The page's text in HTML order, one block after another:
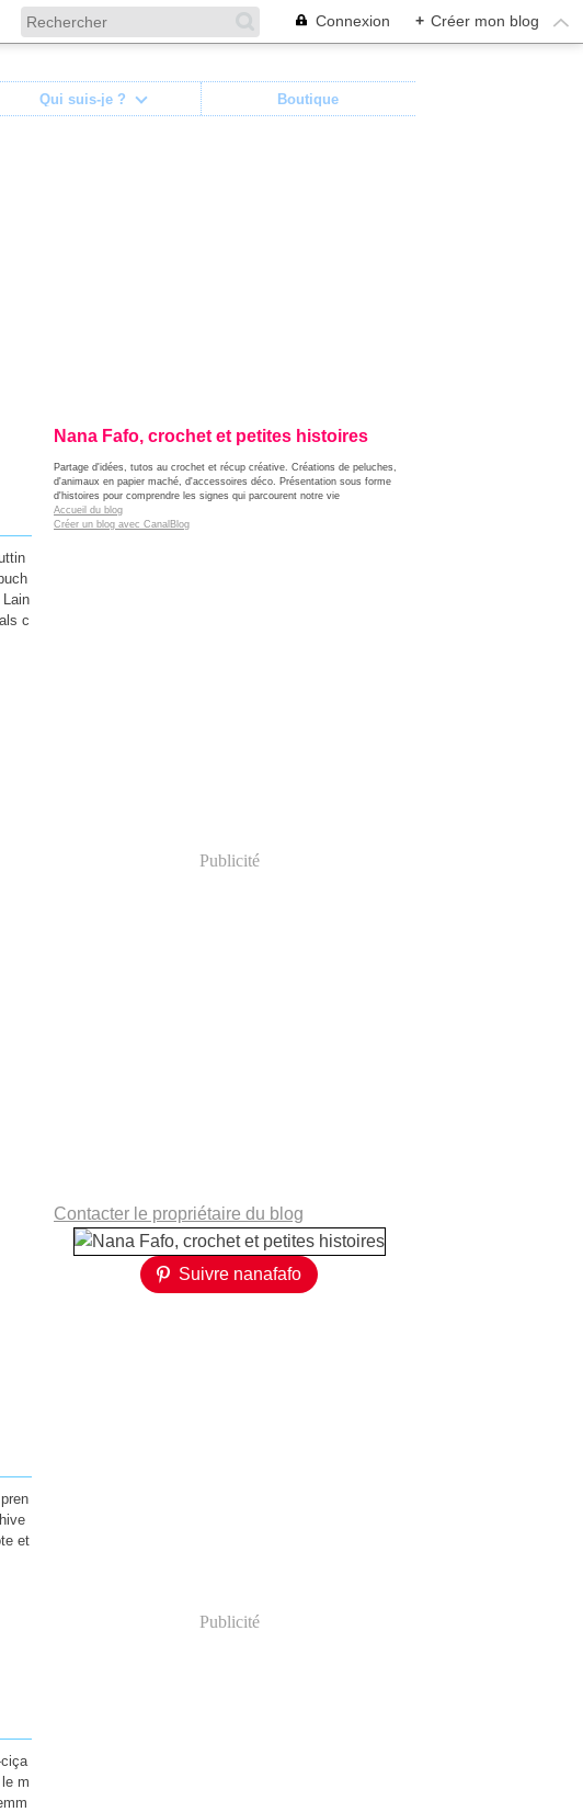
Connexion + Créer mon blog
Qui suis-je ? Boutique
c
et
m
Nana Fafo, crochet et petites histoires
Partage d'idées, tutos au crochet et récup créative. Créations de peluches,
d'animaux en papier maché, d'accessoires déco. Présentation sous forme
d'histoires pour comprendre les signes qui parcourent notre vie
Accueil du blog
Créer un blog avec CanalBlog
Publicité
Contacter le propriétaire du blog
Suivre nanafafo
Publicité